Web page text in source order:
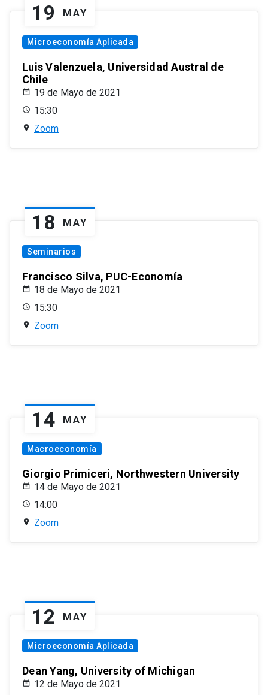
19 MAY
Microeconomía Aplicada
Luis Valenzuela, Universidad Austral de
Chile
19 de Mayo de 2021
15:30
Zoom
18 MAY
Seminarios
Francisco Silva, PUC-Economía
18 de Mayo de 2021
15:30
Zoom
14 MAY
Macroeconomía
Giorgio Primiceri, Northwestern University
14 de Mayo de 2021
14:00
Zoom
12 MAY
Microeconomía Aplicada
Dean Yang, University of Michigan
12 de Mayo de 2021